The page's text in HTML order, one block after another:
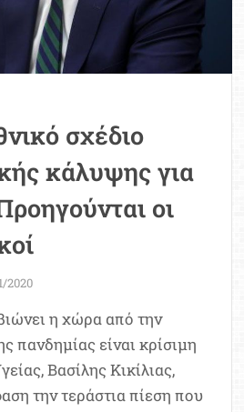
σχέδιο
κάλυψης για
οι
2020
η χώρα από την
πανδημίας είναι κρίσιμη
Βασίλης Κικίλιας,
την τεράστια πίεση που